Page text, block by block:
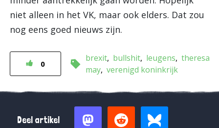
niet alleen in het VK, maar ook elders. Dat zou
nog eens goed nieuws zijn.
0
brexit bullshit leugens theresa
may verenigd koninkrijk
Deel artikel